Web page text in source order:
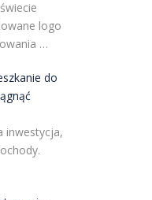
logo
…
do
inwestycja,